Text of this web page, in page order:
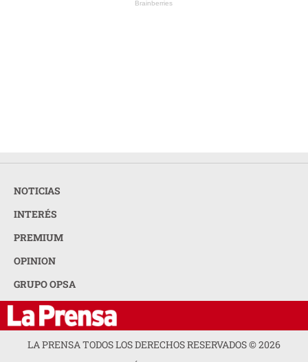
Brainberries
NOTICIAS
INTERÉS
PREMIUM
OPINION
GRUPO OPSA
LA PRENSA TODOS LOS DERECHOS RESERVADOS ©2026